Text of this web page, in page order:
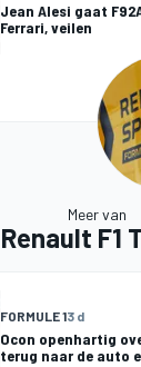
Jean Alesi gaat
Ferrari, veilen
Meer van
Renault F1
FORMULE 13 d
Ocon openhartig
terug naar de auto